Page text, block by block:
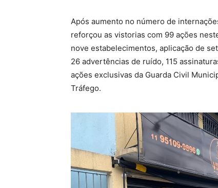
Após aumento no número de
reforçou as vistorias com 99 ações
nove estabelecimentos, aplicação de
26 advertências de ruído, 115
ações exclusivas da Guarda Civil
Tráfego.